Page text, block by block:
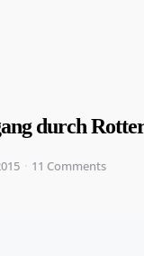
durch
11 Comments